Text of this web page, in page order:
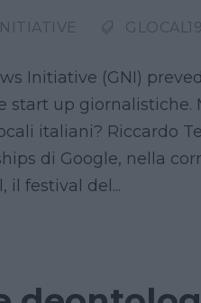
GLOCAL19
Initiative (GNI)
start up giornalistiche.
italiani? Riccardo
di Google, nella
il festival del...